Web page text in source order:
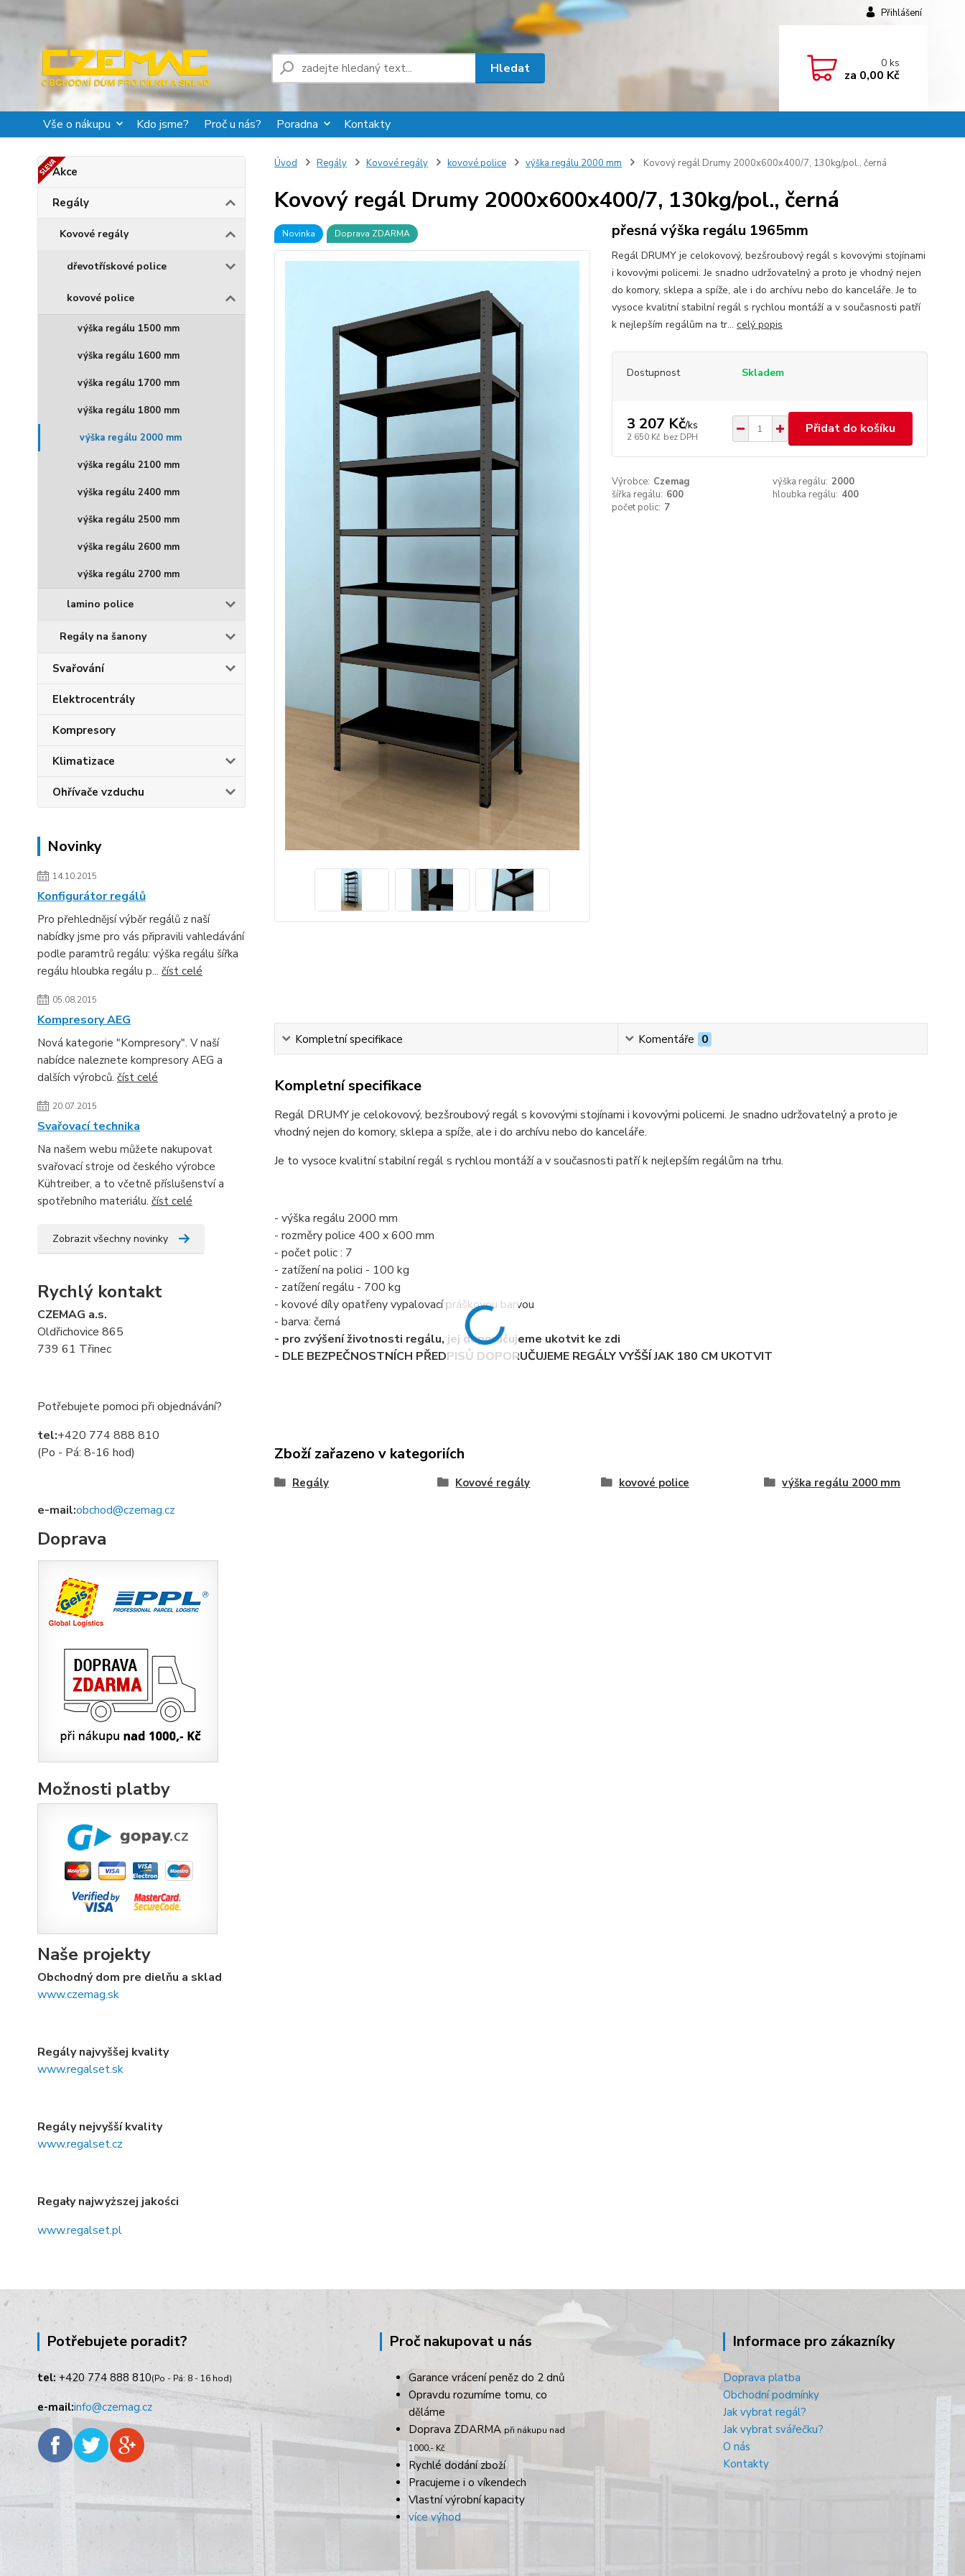
Vše o nákupu Kdo jsme? Proč u nás? Poradna Kontakty
Přihlášení
Hledat 0ks
za 0,00 Kč
Akce
Regály
Kovové regály
dřevotřískové police
kovové police
výška regálu 1500 mm
výška regálu 1600 mm
výška regálu 1700 mm
výška regálu 1800 mm
výška regálu 2000 mm
výška regálu 2100 mm
výška regálu 2400 mm
výška regálu 2500 mm
výška regálu 2600 mm
výška regálu 2700 mm
lamino police
Regály na šanony
Svařování
Elektrocentrály
Kompresory
Klimatizace
Ohřívače vzduchu
Novinky
14.10.2015
Konfigurátor regálů
Pro přehlednějsí výběr regálů z naší
nabídky jsme pro vás připravili vahledávání
podle paramtrů regálu: výška regálu šířka
regálu hloubka regálu p... číst celé
05.08.2015
Kompresory AEG
Nová kategorie "Kompresory". V naší
nabídce naleznete kompresory AEG a
dalších výrobců. číst celé
20.07.2015
Svařovací technika
Na našem webu můžete nakupovat
svařovací stroje od českého výrobce
Kühtreiber, a to včetně příslušenství a
spotřebního materiálu. číst celé
Zobrazit všechny novinky
Rychlý kontakt
CZEMAG a.s.
Oldřichovice 865
739 61 Třinec
Potřebujete pomoci při objednávání?
tel:+420 774 888 810
(Po - Pá: 8-16 hod)
e-mail:obchod@czemag.cz
Doprava
Možnosti platby
Naše projekty
Obchodný dom pre dielňu a sklad
www.czemag.sk
Regály najvyššej kvality
www.regalset.sk
Regály nejvyšší kvality
www.regalset.cz
Regały najwyższej jakości
www.regalset.pl
Úvod Regály Kovové regály kovové police výška regálu 2000 mm Kovový regál Drumy 2000x600x400/7, 130kg/pol., černá
Kovový regál Drumy 2000x600x400/7, 130kg/pol., černá
Novinka Doprava ZDARMA přesná výška regálu 1965mm
Regál DRUMY je celokovový, bezšroubový regál s kovovými stojínami
i kovovými policemi. Je snadno udržovatelný a proto je vhodný nejen
do komory, sklepa a spíže, ale i do archívu nebo do kanceláře. Je to
vysoce kvalitní stabilní regál s rychlou montáží a v současnosti patří
k nejlepším regálům na tr... celý popis
Dostupnost Skladem
3 207 Kč/ks
2 650 Kč bez DPH
Přidat do košíku
Výrobce: Czemag výška regálu: 2000
šířka regálu: 600 hloubka regálu: 400
počet polic: 7
Kompletní specifikace Komentáře 0
Kompletní specifikace
Regál DRUMY je celokovový, bezšroubový regál s kovovými stojínami i kovovými policemi. Je snadno udržovatelný a proto je
vhodný nejen do komory, sklepa a spíže, ale i do archívu nebo do kanceláře.
Je to vysoce kvalitní stabilní regál s rychlou montáží a v současnosti patří k nejlepším regálům na trhu.
- výška regálu 2000 mm
- rozměry police 400 x 600 mm
- počet polic : 7
- zatížení na polici - 100 kg
- zatížení regálu - 700 kg
- kovové díly opatřeny vypalovací práškovou barvou
- barva: černá
- pro zvýšení životnosti regálu, jej doporučujeme ukotvit ke zdi
- DLE BEZPEČNOSTNÍCH PŘEDPISŮ DOPORUČUJEME REGÁLY VYŠŠÍ JAK 180 CM UKOTVIT
Zboží zařazeno v kategoriích
Regály Kovové regály kovové police výška regálu 2000 mm
Potřebujete poradit?
tel:+420 774 888 810(Po - Pá: 8 - 16 hod)
e-mail:info@czemag.cz
Proč nakupovat u nás
Garance vrácení peněz do 2 dnů
Opravdu rozumíme tomu, co
děláme
Doprava ZDARMA při nákupu nad
1000,- Kč
Rychlé dodání zboží
Pracujeme i o víkendech
Vlastní výrobní kapacity
více výhod
Informace pro zákazníky
Doprava platba
Obchodní podmínky
Jak vybrat regál?
Jak vybrat svářečku?
O nás
Kontakty